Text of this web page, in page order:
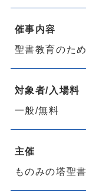
催事内容
聖書教育のた
対象者/入場料
一般/無料
主催
ものみの塔聖